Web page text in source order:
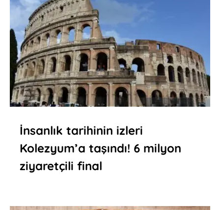
İnsanlık tarihinin izleri
Kolezyum’a taşındı! 6 milyon
ziyaretçili final